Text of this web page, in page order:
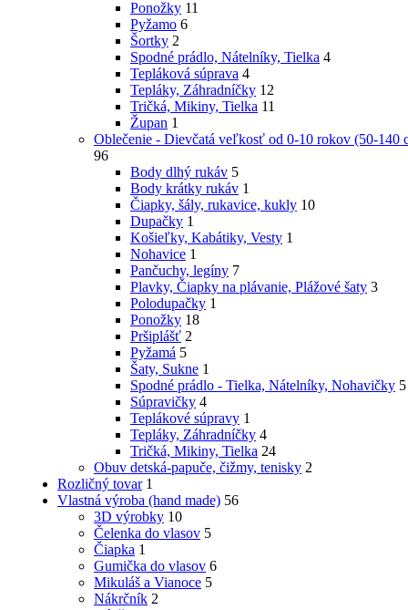
Ponožky 11
Pyžamo 6
Šortky 2
Spodné prádlo, Nátelníky, Tielka 4
Tepláková súprava 4
Tepláky, Záhradníčky 12
Tričká, Mikiny, Tielka 11
Župan 1
Oblečenie - Dievčatá veľkosť od 0-10 rokov (50-140
96
Body dlhý rukáv 5
Body krátky rukáv 1
Čiapky, šály, rukavice, kukly 10
Dupačky 1
Košieľky, Kabátiky, Vesty 1
Nohavice 1
Pančuchy, legíny 7
Plavky, Čiapky na plávanie, Plážové šaty 3
Polodupačky 1
Ponožky 18
Pršiplášť 2
Pyžamá 5
Šaty, Sukne 1
Spodné prádlo - Tielka, Nátelníky, Nohavičky 5
Súpravičky 4
Teplákové súpravy 1
Tepláky, Záhradníčky 4
Tričká, Mikiny, Tielka 24
Obuv detská-papuče, čižmy, tenisky 2
Rozličný tovar 1
Vlastná výroba (hand made) 56
3D výrobky 10
Čelenka do vlasov 5
Čiapka 1
Gumička do vlasov 6
Mikuláš a Vianoce 5
Nákrčník 2